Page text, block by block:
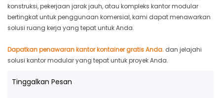
konstruksi, pekerjaan jarak jauh, atau kompleks kantor modular
bertingkat untuk penggunaan komersial, kami dapat menawarkan
solusi ruang kerja yang tepat untuk Anda.
Dapatkan penawaran kantor kontainer gratis Anda. dan jelajahi
solusi kantor modular yang tepat untuk proyek Anda.
Tinggalkan Pesan